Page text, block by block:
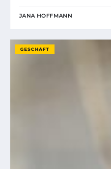
JANA HOFFMANN
GESCHÄFT